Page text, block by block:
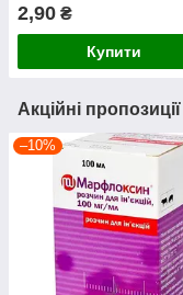
2,90 ₴
Купити
Акційні
–10%